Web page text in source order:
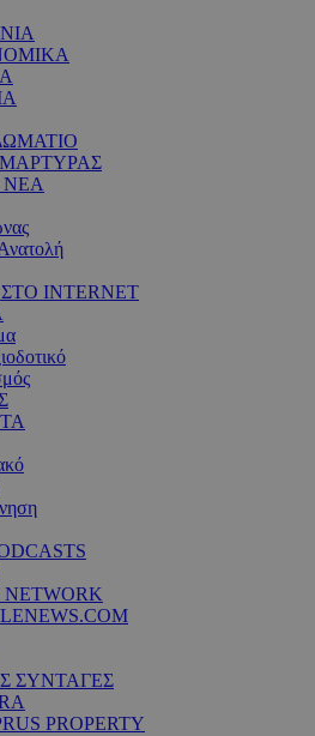
ΝΕΑ
INTERNET
NETWORK
ΣΥΝΤΑΓΕΣ
PROPERTY